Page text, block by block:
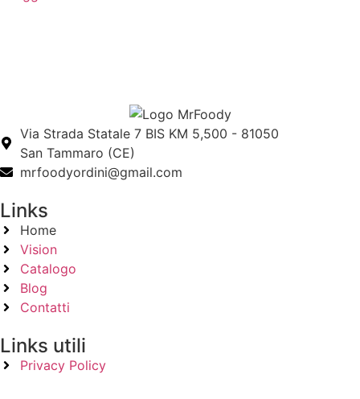
Via Strada Statale 7 BIS KM 5,500 - 81050
San Tammaro (CE)
mrfoodyordini@gmail.com
Links
Home
Vision
Catalogo
Blog
Contatti
Links utili
Privacy Policy